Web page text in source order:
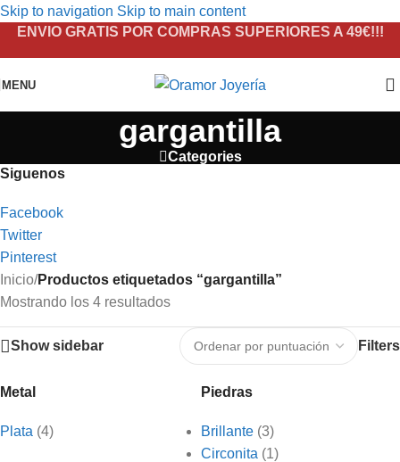
Skip to navigation Skip to main content
ENVIO GRATIS POR COMPRAS SUPERIORES A 49€!!!
MENU
gargantilla
Categories
Siguenos
Facebook
Twitter
Pinterest
Inicio/Productos etiquetados “gargantilla”
Mostrando los 4 resultados
Show sidebar Filters
Metal
Plata (4)
Piedras
Brillante (3)
Circonita (1)